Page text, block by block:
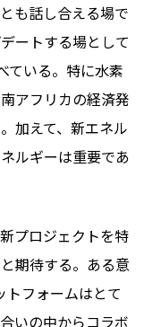
も話し合える場で
ートする場として
ている。特に水素
アフリカの経済発
加えて、新エネル
ルギーは重要であ
プロジェクトを特
期待する。ある意
トフォームはとて
いの中からコラボ